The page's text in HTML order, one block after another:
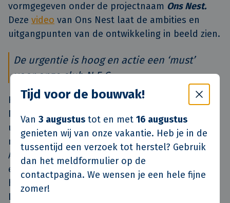
Tijd voor de bouwvak!
Van 3 augustus tot en met 16 augustus
genieten wij van onze vakantie. Heb je in de
tussentijd een verzoek tot herstel? Gebruik
dan het meldformulier op de
contactpagina. We wensen je een hele fijne
zomer!
vormgegeven onder de projectnaam Ons Nest.
Deze video van Ons Nest laat de ambities en
uitgangpunten van de ontwikkeling in beeld zien.
De urgentie is hoog en actie een ‘must’
voor onze club N.E.C.
Het stadion van N.E.C., dat in de jaren ‘30 door
Nijmegenaren letterlijk met de blote handen is
uitgegraven en opgebouwd, brokkelt op dit
moment ook letterlijk en figuurlijk langzaam af.
Als we niks doen, is het enige wat zal overblijven
een faillissement van de club en de
herinneringen aan vroeger. Dat wil niemand.
Daarom is de urgentie hoog en actie een ‘must’